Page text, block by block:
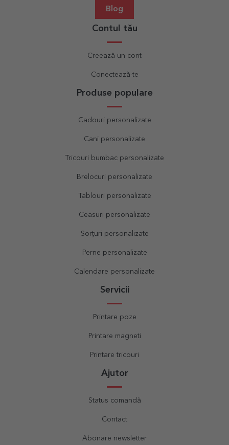
Blog
Contul tău
Creează un cont
Conectează-te
Produse populare
Cadouri personalizate
Cani personalizate
Tricouri bumbac personalizate
Brelocuri personalizate
Tablouri personalizate
Ceasuri personalizate
Sorțuri personalizate
Perne personalizate
Calendare personalizate
Servicii
Printare poze
Printare magneti
Printare tricouri
Ajutor
Status comandă
Contact
Abonare newsletter